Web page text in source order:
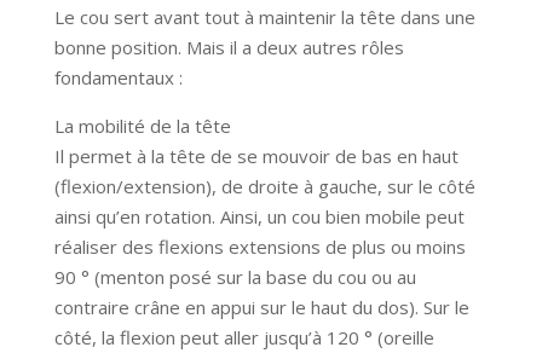
Le cou sert avant tout à maintenir la tête dans une
bonne position. Mais il a deux autres rôles
fondamentaux :
La mobilité de la tête
Il permet à la tête de se mouvoir de bas en haut
(flexion/extension), de droite à gauche, sur le côté
ainsi qu’en rotation. Ainsi, un cou bien mobile peut
réaliser des flexions extensions de plus ou moins
90 ° (menton posé sur la base du cou ou au
contraire crâne en appui sur le haut du dos). Sur le
côté, la flexion peut aller jusqu’à 120 ° (oreille